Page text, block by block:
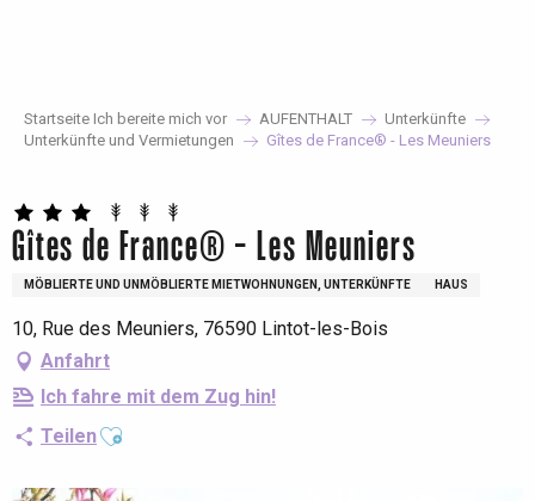
Startseite Ich bereite mich vor AUFENTHALT
Unterkünfte
Unterkünfte und Vermietungen
Gîtes de France® - Les Meuniers
Gîtes de France® - Les Meuniers
MÖBLIERTE UND UNMÖBLIERTE MIETWOHNUNGEN, UNTERKÜNFTE HAUS
10, Rue des Meuniers, 76590 Lintot-les-Bois
Anfahrt
Ich fahre mit dem Zug hin!
TeilenAjouter aux favoris